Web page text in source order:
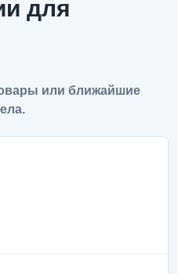
для
или ближайшие